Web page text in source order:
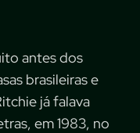
antes dos
brasileiras e
já falava
em 1983, no